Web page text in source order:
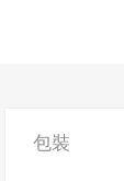
包裝